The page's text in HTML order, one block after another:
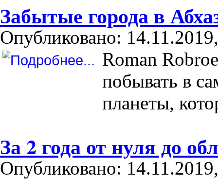
Забытые города в
Опубликовано:
Roman
побывать в
планеты,
За 2 года от нуля до
Опубликовано: